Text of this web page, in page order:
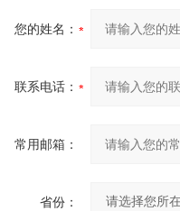
您的姓名：
联系电话：
常用邮箱：
省份：